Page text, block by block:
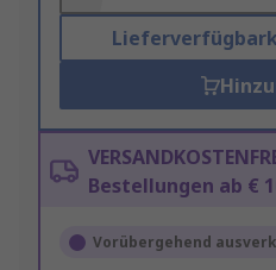
Bestellungen ab €
Vorübergehend